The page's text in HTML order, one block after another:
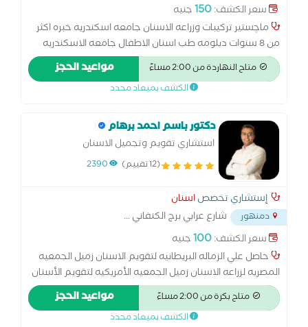
سعر الكشف:150جنيه
ماچستير تركيبات وزراعه الاسنان جامعه اسكندريه خبره اكثر
من 8 سنوات دبلومه طب اسنان الاطفال جامعه الاسكندريه
خبره 9 سنوات ف مجال طب الاسنان
متاح النهاردة من 2:00 مساءً مواعيد الحجز
الكشف بميعاد محدد
دكتور باسم احمد برهام
استشاري تقويم وتجميل الاسنان
(12 تقييم) 2390
إستشاري تخصصاسنان
دمنهور شارع عرابي برج الكنفاني...
سعر الكشف:100جنيه
حاصل علي الزماله البريطانيه لتقويم الاسنان زميل الجمعيه
المصريه لزراعه الاسنان زميل الجمعيه الأمريكيه لتقويم الأسنان
نائب في مستشفي القصر العيني متاح العمل يوميا من الساعه
2 حتي الساعه 10 المركز به ميكروسكوب بالإضافه الي اشعهمتاح بكرة من 2:00 مساءً مواعيد الحجز
الكشف بميعاد محدد